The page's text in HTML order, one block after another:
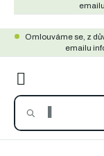
obsahOmlouváme se, z
emailu